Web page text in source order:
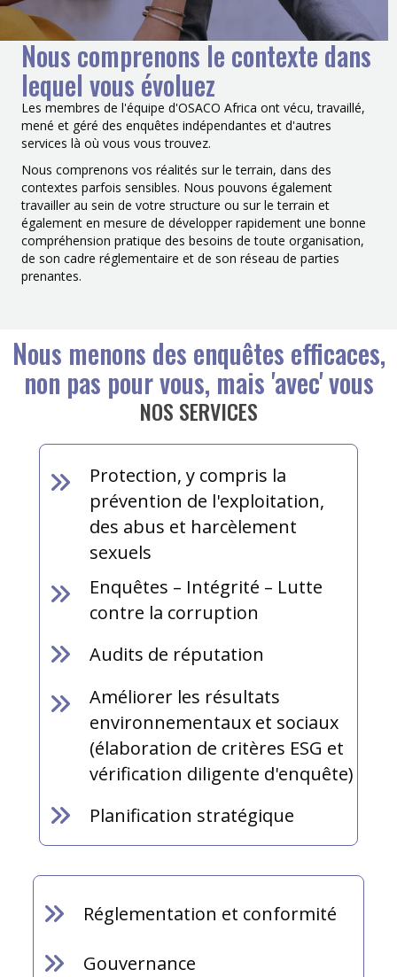
Nous comprenons le contexte dans
lequel vous évoluez
Les membres de l'équipe d'OSACO Africa ont vécu, travaillé,
mené et géré des enquêtes indépendantes et d'autres
services là où vous vous trouvez.
Nous comprenons vos réalités sur le terrain, dans des
contextes parfois sensibles. Nous pouvons également
travailler au sein de votre structure ou sur le terrain et
également en mesure de développer rapidement une bonne
compréhension pratique des besoins de toute organisation,
de son cadre réglementaire et de son réseau de parties
prenantes.
Nous menons des enquêtes efficaces,
non pas pour vous, mais 'avec' vous
NOS SERVICES
Protection, y compris la
prévention de l'exploitation,
des abus et harcèlement
sexuels
Enquêtes – Intégrité – Lutte
contre la corruption
Audits de réputation
Améliorer les résultats
environnementaux et sociaux
(élaboration de critères ESG et
vérification diligente d'enquête)
Planification stratégique
Réglementation et conformité
Gouvernance